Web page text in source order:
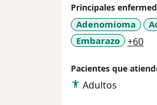
Principales
Adenomioma
Embarazo
+60
Pacientes que
Adultos